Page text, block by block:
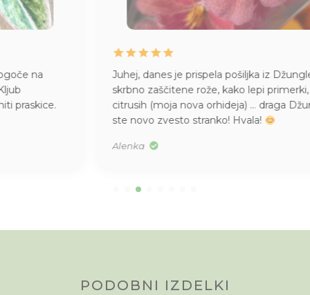
Juhej, danes je prispela pošiljka iz Džungle
. Kako
skrbno zaščitene rože, kako lepi primerki, kakšen vonj po
citrusih (moja nova orhideja) … draga Džungla, pridobili
ste novo zvesto stranko! Hvala!
PODOBNI IZDELKI